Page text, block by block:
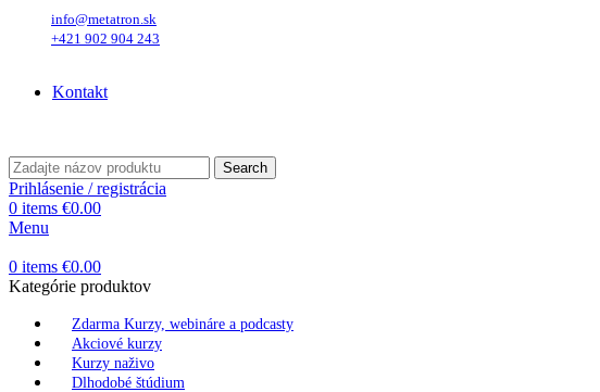
info@metatron.sk
+421 902 904 243
Kontakt
Search
Prihlásenie / registrácia
0 items €0.00
Menu
0 items €0.00
Kategórie produktov
Zdarma Kurzy, webináre a podcasty
Akciové kurzy
Kurzy naživo
Dlhodobé štúdium